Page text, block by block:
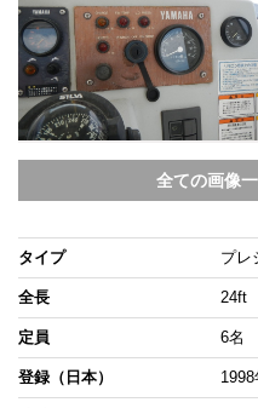
全ての画像
タイプ プレ
全長 24ft
定員 6名
登録（日本） 1998